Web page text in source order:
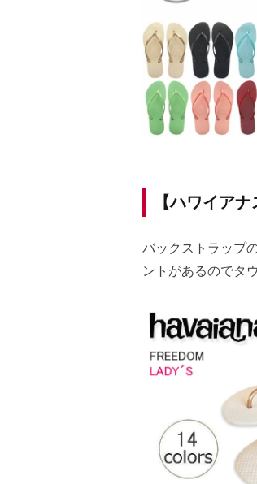
【ハワイア
バックストラップ
ントがあるのでタ